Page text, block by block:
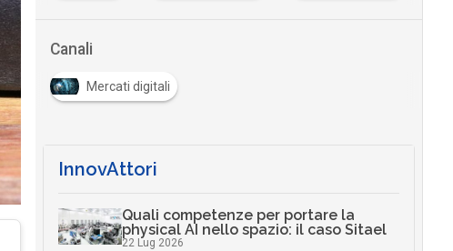
Canali
Mercati digitali
InnovAttori
Quali competenze per portare la
physical AI nello spazio: il caso Sitael
22 Lug 2026